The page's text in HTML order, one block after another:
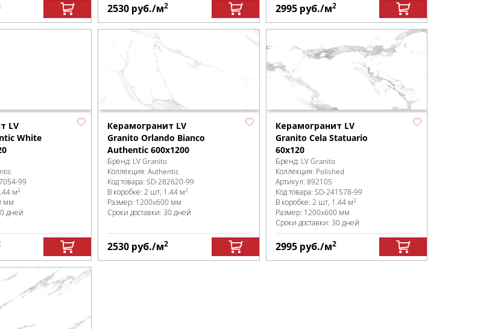
2530 руб./м2 2995 руб./м2
LV
White
-99
м2
мм
дней
Керамогранит LV
Granito Orlando Bianco
Authentic 600x1200
Бренд: LV Granito
Коллекция:Authentic
Код товара:SD-282620-99
В коробке:2 шт, 1.44 м2
Размер: 1200x600 мм
Сроки доставки: 30 дней
2530 руб./м2
Керамогранит LV
Granito Cela Statuario
60x120
Бренд: LV Granito
Коллекция: Polished
Артикул: 892105
Код товара: SD-241578-99
В коробке: 2 шт, 1.44 м2
Размер: 1200x600 мм
Сроки доставки: 30 дней
2995 руб./м2